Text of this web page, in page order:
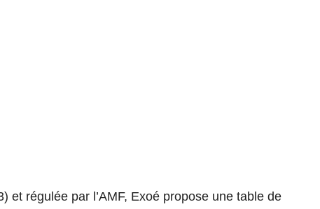
et régulée par l’AMF, Exoé propose une table de